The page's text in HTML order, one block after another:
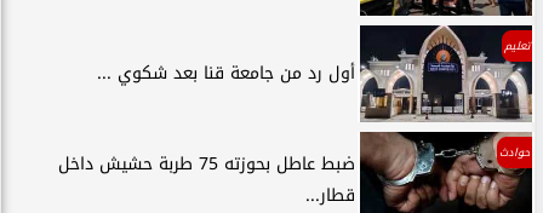
تعليم
أول رد من جامعة قنا بعد شكوي ...
حوادث
ضبط عاطل بحوزته 75 طربة حشيش داخل
قطار...